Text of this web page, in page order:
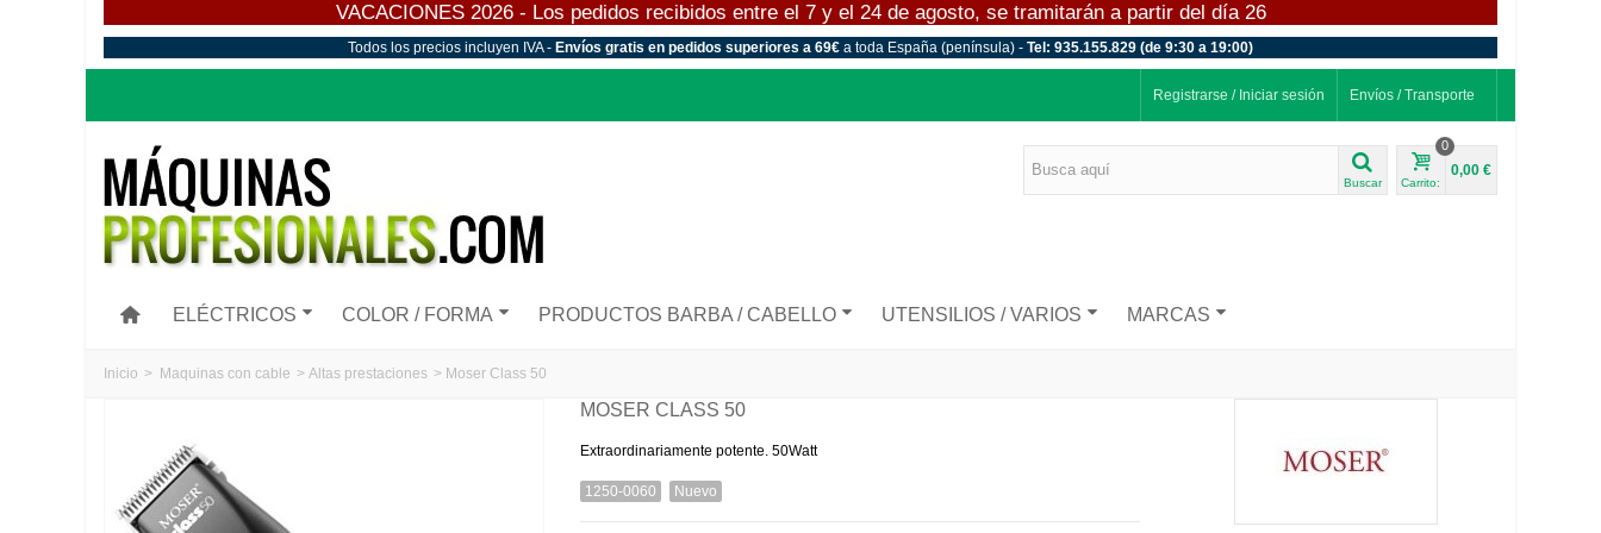
VACACIONES 2026 - Los pedidos recibidos entre el 7 y el 24 de agosto, se tramitarán a partir del día 26
Todos los precios incluyen IVA - Envíos gratis en pedidos superiores a 69€ a toda España (península) - Tel: 935.155.829 (de 9:30 a 19:00)
Envíos / Transporte
Registrarse / Iniciar sesión
Buscar Carrito:
0
0,00 €
ELÉCTRICOS COLOR / FORMA PRODUCTOS BARBA / CABELLO UTENSILIOS / VARIOS MARCAS
Inicio > Maquinas con cable > Altas prestaciones > Moser Class 50
MOSER CLASS 50
Extraordinariamente potente. 50Watt
1250-0060 Nuevo